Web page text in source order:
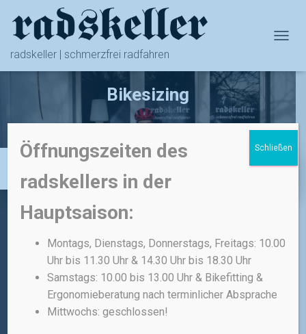
radskeller | schmerzfrei radfahren
Bikesizing
Administratives:
IMPRESSUM
ALLGEMEINE GESCHÄFTSBEDINGUNGEN
Öffnungszeiten des
radskellers in der
Hauptsaison:
Montags, Dienstags, Donnerstags, Freitags: 10.00
Uhr bis 11.30 Uhr & 14.30 Uhr bis 18.30 Uhr
Samstags: 10.00 bis 13.00 Uhr & Bikefitting &
Ergonomieberatung nach terminlicher Absprache
Mittwochs: geschlossen!
Schließen